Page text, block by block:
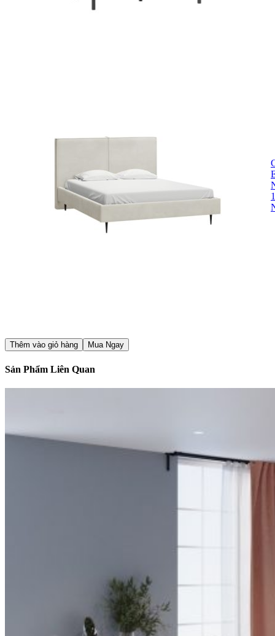
Thêm vào giỏ hàng Mua Ngay
Sản Phẩm Liên Quan